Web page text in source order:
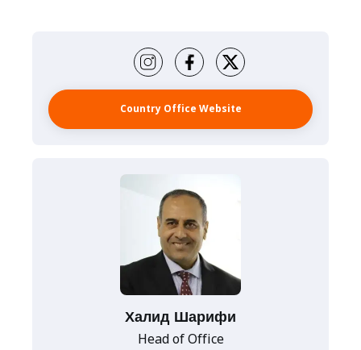
Country Office Website
Халид Шарифи
Head of Office